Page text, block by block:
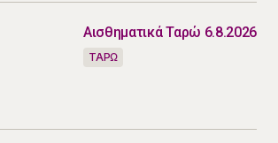
Αισθηματικά Ταρώ 6.8.2026
ΤΑΡΩ